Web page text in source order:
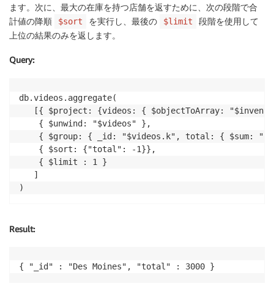
ます。次に、最大の在庫を持つ店舗を返すために、次の段階で合
計値の降順
$sort を実行し、最後の $limit
段階を使用して
上位の結果のみを返します。
Query:
db.videos.aggregate(
[{ $project: {videos: { $objectToArray:
    { $unwind: "$videos" },
{ $group: { _id: "$videos.k", total: { $sum:
    { $sort: {"total": -1}},
    { $limit : 1 }
   ]
)
Result:
{ "_id" : "Des Moines", "total" : 3000 }